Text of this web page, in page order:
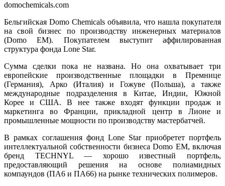
domochemicals.com
Бельгийская Domo Chemicals объявила, что нашла покупателя
на свой бизнес по производству инженерных материалов
(Domo EM). Покупателем выступит аффилированная
структура фонда Lone Star.
Сумма сделки пока не названа. Но она охватывает три
европейские производственные площадки в Премнице
(Германия), Арко (Италия) и Гожуве (Польша), а также
международные подразделения в Китае, Индии, Южной
Корее и США. В нее также входят функции продаж и
маркетинга во Франции, прикладной центр в Лионе и
промышленные мощности по производству мастербатчей.
В рамках соглашения фонд Lone Star приобретет портфель
интеллектуальной собственности бизнеса Domo EM, включая
бренд TECHNYL — хорошо известный портфель,
предоставляющий решения на основе полиамидных
компаундов (ПА6 и ПА66) на рынке технических полимеров.